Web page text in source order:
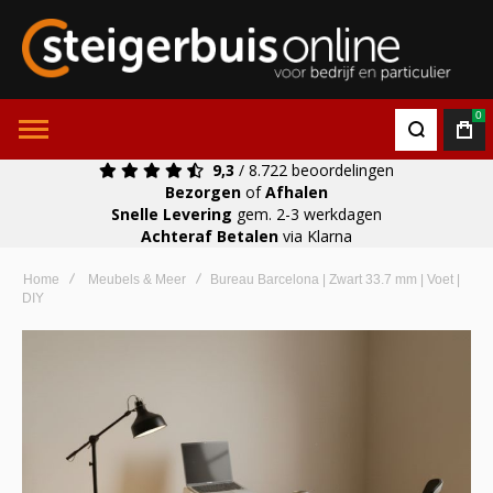
0
9,3 / 8.722 beoordelingen
Bezorgen ofAfhalen
Snelle Levering gem. 2-3 werkdagen
Achteraf Betalen via Klarna
Home Meubels & Meer
Bureau Barcelona | Zwart 33.7 mm | Voet |
DIY
afbeeldingen-